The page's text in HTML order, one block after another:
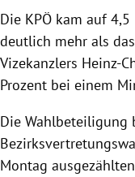
Die KPÖ kam auf
deutlich mehr als
Vizekanzlers Heinz-
Prozent bei einem
Die Wahlbeteiligung
Montag